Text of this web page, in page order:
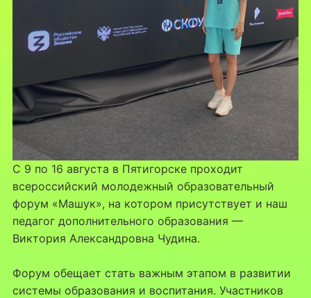
С 9 по 16 августа в Пятигорске проходит
всероссийский молодежный образовательный
форум «Машук», на котором присутствует и наш
педагог дополнительного образования —
Виктория Александровна Чудина.
Форум обещает стать важным этапом в развитии
системы образования и воспитания. Участников